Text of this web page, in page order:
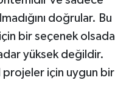
doğrular. Bu
bir seçenek olsada
yüksek değildir.
projeler için uygun bir